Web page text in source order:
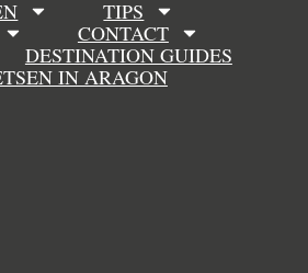
TIPS
CONTACT
DESTINATION GUIDES
IN ARAGON